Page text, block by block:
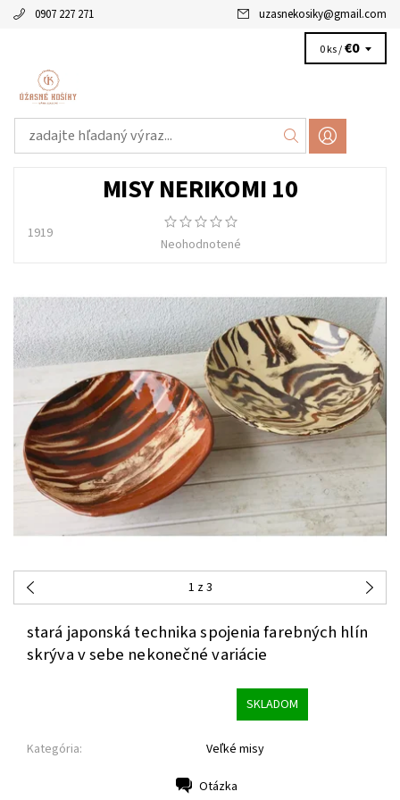
0907 227 271 uzasnekosiky@gmail.com
0 ks /€0
MISY NERIKOMI 10
1919
Neohodnotené
1 z 3
stará japonská technika spojenia farebných hlín
skrýva v sebe nekonečné variácie
SKLADOM
Kategória: Veľké misy
Otázka